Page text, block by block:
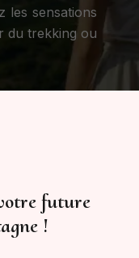
les sensations
du trekking ou
future
!